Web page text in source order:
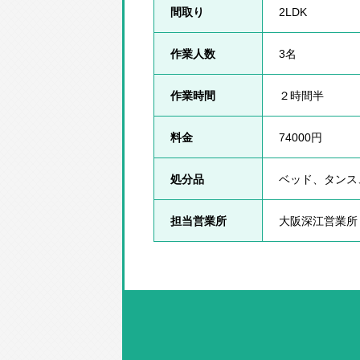
間取り 2LDK
作業人数 3名
作業時間 ２時間半
料金 74000円
処分品 ベッド、タン
担当営業所 大阪深江営業所